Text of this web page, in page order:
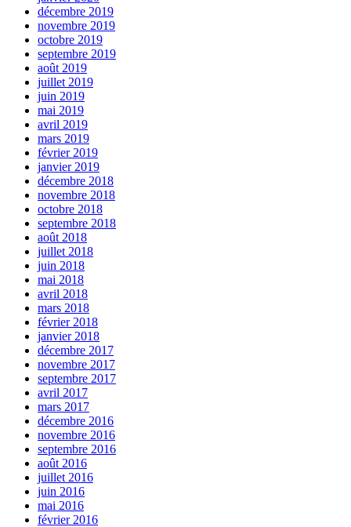
décembre 2019
novembre 2019
octobre 2019
septembre 2019
août 2019
juillet 2019
juin 2019
mai 2019
avril 2019
mars 2019
février 2019
janvier 2019
décembre 2018
novembre 2018
octobre 2018
septembre 2018
août 2018
juillet 2018
juin 2018
mai 2018
avril 2018
mars 2018
février 2018
janvier 2018
décembre 2017
novembre 2017
septembre 2017
avril 2017
mars 2017
décembre 2016
novembre 2016
septembre 2016
août 2016
juillet 2016
juin 2016
mai 2016
février 2016